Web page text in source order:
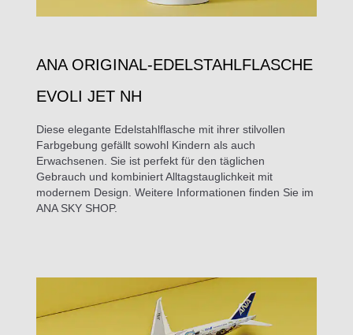
ANA ORIGINAL-EDELSTAHLFLASCHE
EVOLI JET NH
Diese elegante Edelstahlflasche mit ihrer stilvollen
Farbgebung gefällt sowohl Kindern als auch
Erwachsenen. Sie ist perfekt für den täglichen
Gebrauch und kombiniert Alltagstauglichkeit mit
modernem Design. Weitere Informationen finden Sie im
ANA SKY SHOP.